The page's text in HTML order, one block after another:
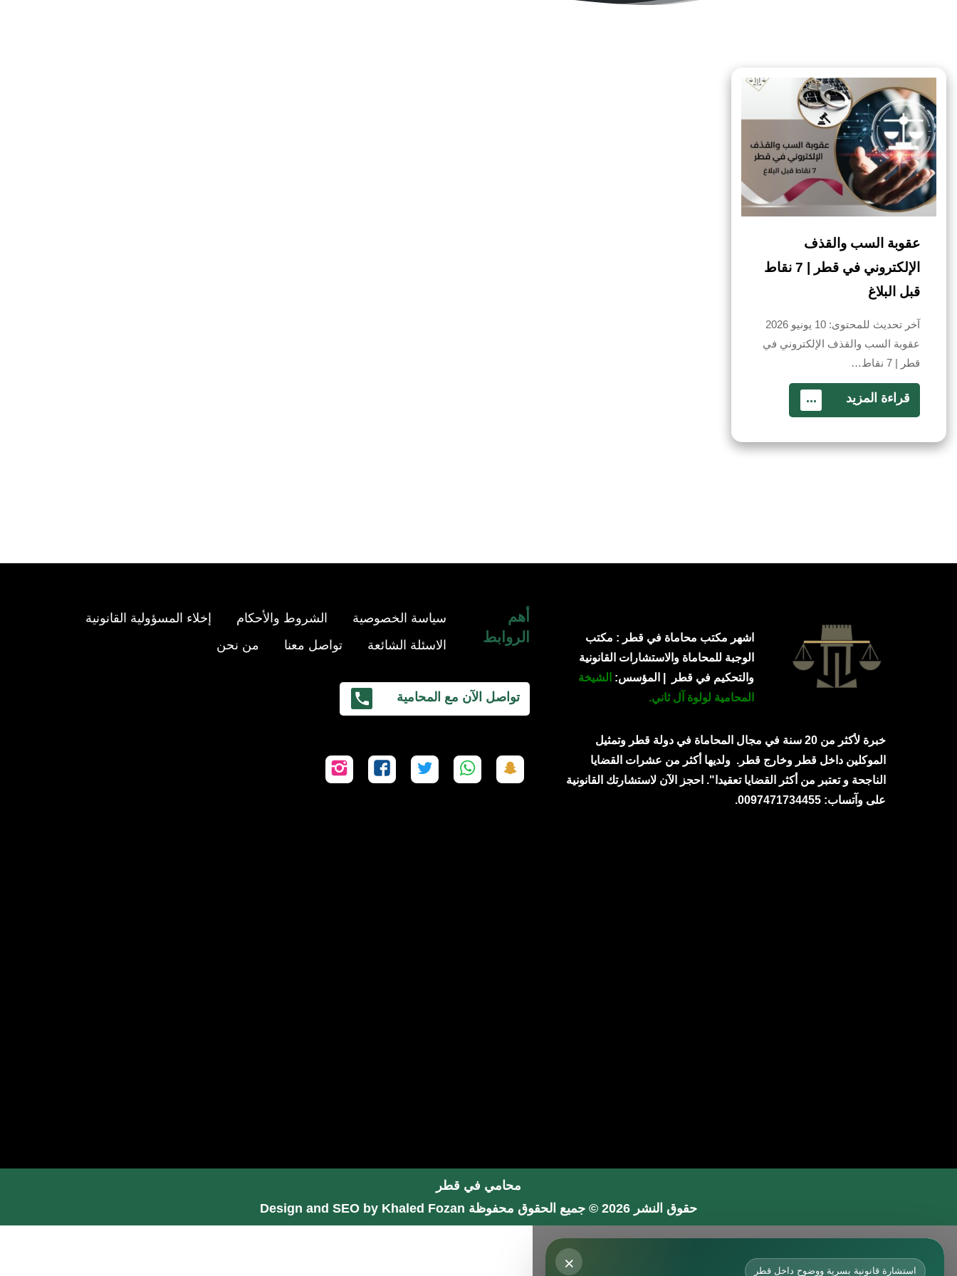
عقوبة السب والقذف
الإلكتروني في قطر | 7 نقاط
قبل البلاغ
آخر تحديث للمحتوى: 10 يونيو 2026
عقوبة السب والقذف الإلكتروني في
قطر | 7 نقاط…
قراءة المزيد ...
اشهر مكتب محاماة في قطر : مكتب
الوجبة للمحاماة والاستشارات القانونية
والتحكيم في قطر | المؤسس: الشيخة
المحامية لولوة آل ثاني.
خبرة لأكثر من 20 سنة في مجال المحاماة في دولة قطر وتمثيل
الموكلين داخل قطر وخارج قطر. ولديها أكثر من عشرات القضايا
الناجحة و تعتبر من أكثر القضايا تعقيدا". احجز الآن لاستشارتك القانونية
على وآتساب: 0097471734455.
أهم
الروابط
سياسة الخصوصية الشروط والأحكام
إخلاء المسؤولية القانونية
الاسئلة الشائعة
تواصل معنا من نحن
تواصل الآن مع المحامية
على
على
على
على
على
محامي في قطر
حقوق النشر 2026 © جميع الحقوق محفوظة
Design and SEO by Khaled Fozan
× استشارة قانونية بسرية ووضوح داخل قطر
محامي في جدة
محامي في الرياض شاطر